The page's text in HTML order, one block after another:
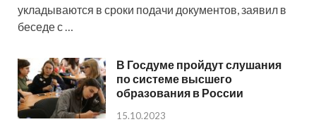
укладываются в сроки подачи документов, заявил в
беседе с …
В Госдуме пройдут слушания
по системе высшего
образования в России
15.10.2023